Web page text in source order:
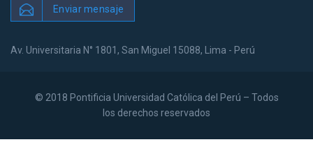
Enviar mensaje
Av. Universitaria N° 1801, San Miguel 15088, Lima - Perú
© 2018 Pontificia Universidad Católica del Perú – Todos
los derechos reservados